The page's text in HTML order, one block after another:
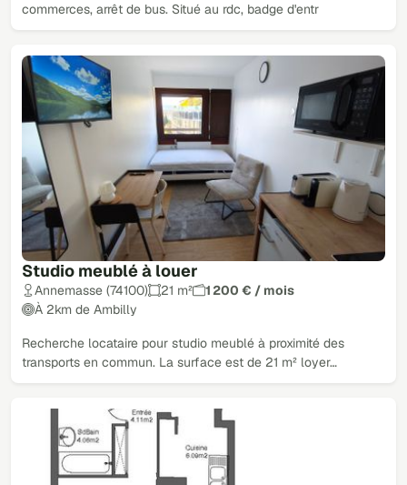
commerces, arrêt de bus. Situé au rdc, badge d'entr
Studio meublé à louer
Annemasse (74100) 21 m²
1 200 € / mois
À 2km de Ambilly
Recherche locataire pour studio meublé à proximité des
transports en commun. La surface est de 21 m² loyer…